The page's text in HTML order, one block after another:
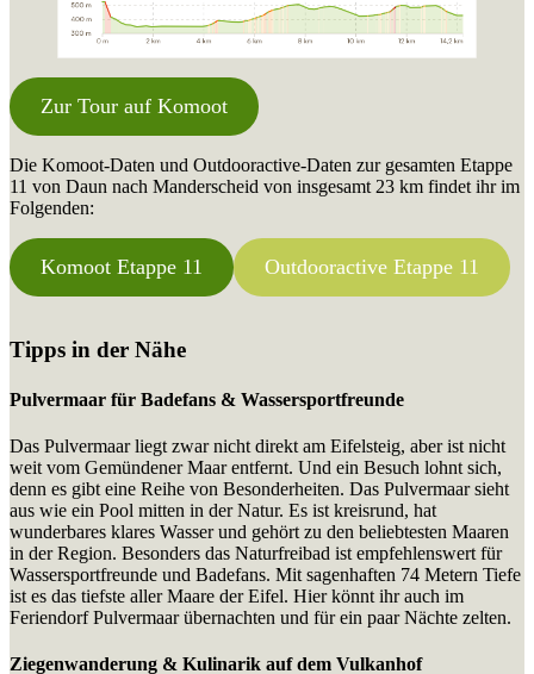
Zur Tour auf Komoot
Die Komoot-Daten und Outdooractive-Daten zur gesamten Etappe
11 von Daun nach Manderscheid von insgesamt 23 km findet ihr im
Folgenden:
Komoot Etappe 11 Outdooractive Etappe 11
Tipps in der Nähe
Pulvermaar für Badefans & Wassersportfreunde
Das Pulvermaar liegt zwar nicht direkt am Eifelsteig, aber ist nicht
weit vom Gemündener Maar entfernt. Und ein Besuch lohnt sich,
denn es gibt eine Reihe von Besonderheiten. Das Pulvermaar sieht
aus wie ein Pool mitten in der Natur. Es ist kreisrund, hat
wunderbares klares Wasser und gehört zu den beliebtesten Maaren
in der Region. Besonders das Naturfreibad ist empfehlenswert für
Wassersportfreunde und Badefans. Mit sagenhaften 74 Metern Tiefe
ist es das tiefste aller Maare der Eifel. Hier könnt ihr auch im
Feriendorf Pulvermaar übernachten und für ein paar Nächte zelten.
Ziegenwanderung & Kulinarik auf dem Vulkanhof